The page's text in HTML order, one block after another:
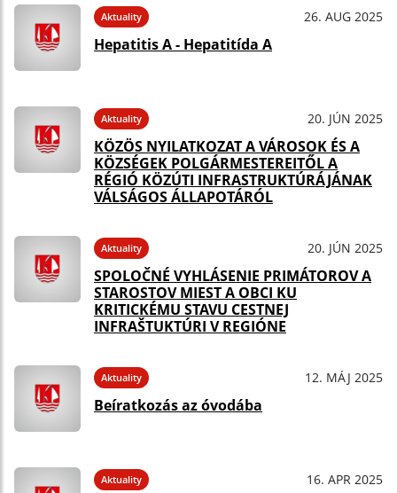
Aktuality 26. AUG 2025
Hepatitis A - Hepatitída A
Aktuality 20. JÚN 2025
KÖZÖS NYILATKOZAT A VÁROSOK ÉS A
KÖZSÉGEK POLGÁRMESTEREITŐL A
RÉGIÓ KÖZÚTI INFRASTRUKTÚRÁJÁNAK
VÁLSÁGOS ÁLLAPOTÁRÓL
Aktuality 20. JÚN 2025
SPOLOČNÉ VYHLÁSENIE PRIMÁTOROV A
STAROSTOV MIEST A OBCI KU
KRITICKÉMU STAVU CESTNEJ
INFRAŠTUKTÚRI V REGIÓNE
Aktuality 12. MÁJ 2025
Beíratkozás az óvodába
Aktuality 16. APR 2025